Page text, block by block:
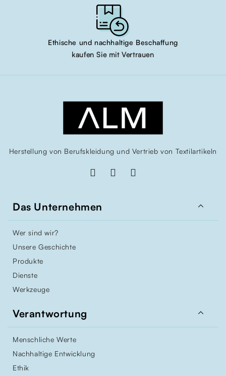
Ethische und nachhaltige Beschaffung
kaufen Sie mit Vertrauen
Herstellung von Berufskleidung und Vertrieb von Textilartikeln
Das Unternehmen 
Wer sind wir?
Unsere Geschichte
Produkte
Dienste
Werkzeuge
Verantwortung 
Menschliche Werte
Nachhaltige Entwicklung
Ethik